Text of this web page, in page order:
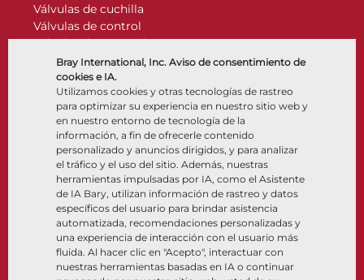
Bray International, Inc. Aviso de consentimiento de
cookies e IA.
Utilizamos cookies y otras tecnologías de rastreo
para optimizar su experiencia en nuestro sitio web y
en nuestro entorno de tecnología de la
información, a fin de ofrecerle contenido
personalizado y anuncios dirigidos, y para analizar
el tráfico y el uso del sitio. Además, nuestras
herramientas impulsadas por IA, como el Asistente
de IA Bary, utilizan información de rastreo y datos
específicos del usuario para brindar asistencia
automatizada, recomendaciones personalizadas y
una experiencia de interacción con el usuario más
fluida. Al hacer clic en "Acepto", interactuar con
nuestras herramientas basadas en IA o continuar
Válvulas de cuchilla
Válvulas de control
Válvulas de retención
Actuadores
Accesorios de control
Criogénico
Compañía
Nosotros
Ubicaciones
Asociación
Sostenibilidad
Portal del cliente
Recursos
Documentos
Centro de información
Software
Selección de materiales